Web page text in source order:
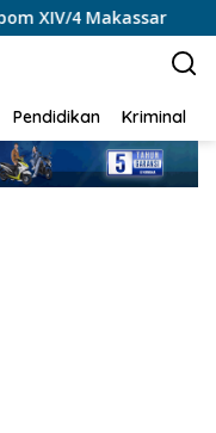
BPS: Ekonomi
Pendidikan Kriminal